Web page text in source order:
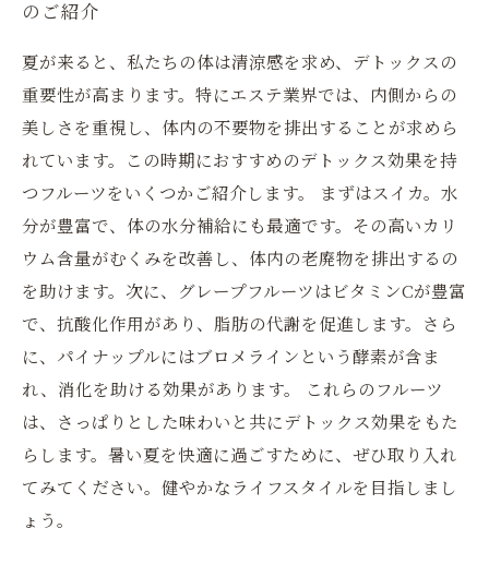
のご紹介
夏が来ると、私たちの体は清涼感を求め、デトックスの
重要性が高まります。特にエステ業界では、内側からの
美しさを重視し、体内の不要物を排出することが求めら
れています。この時期におすすめのデトックス効果を持
つフルーツをいくつかご紹介します。 まずはスイカ。水
分が豊富で、体の水分補給にも最適です。その高いカリ
ウム含量がむくみを改善し、体内の老廃物を排出するの
を助けます。次に、グレープフルーツはビタミンCが豊富
で、抗酸化作用があり、脂肪の代謝を促進します。さら
に、パイナップルにはブロメラインという酵素が含ま
れ、消化を助ける効果があります。 これらのフルーツ
は、さっぱりとした味わいと共にデトックス効果をもた
らします。暑い夏を快適に過ごすために、ぜひ取り入れ
てみてください。健やかなライフスタイルを目指しまし
ょう。